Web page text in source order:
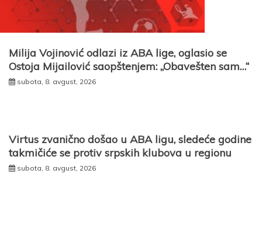
Milija Vojinović odlazi iz ABA lige, oglasio se
Ostoja Mijailović saopštenjem: „Obavešten sam…“
subota, 8. avgust, 2026
Virtus zvanično došao u ABA ligu, sledeće godine
takmičiće se protiv srpskih klubova u regionu
subota, 8. avgust, 2026